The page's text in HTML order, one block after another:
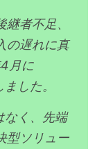
者不足、
の遅れに真
月に
した。
なく、先端
型ソリュー